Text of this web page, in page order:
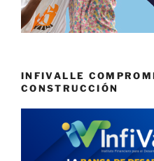
INFIVALLE
CONSTRUCCIÓN